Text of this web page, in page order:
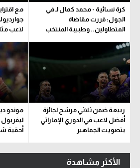
كرة نسائية - محمد كمال لـ في
الجول: قررت مقاضاة
المتطاولين.. وطبيبة المنتخب
مع
لاعب
ربيعة ضمن ثلاثي مرشح لجائزة
أفضل لاعب في الدوري الإماراتي
بتصويت الجماهير
موندو
ليفربول
أحقية
الأكثر مشاهدة